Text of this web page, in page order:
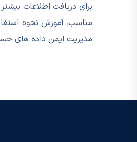
برای دریافت اطلاعات
مناسب، آموزش نحوه
مدیریت ایمن داده های